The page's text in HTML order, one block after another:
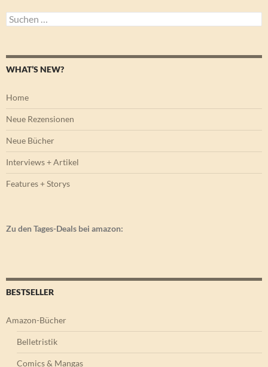
Suchen
nach:
WHAT’S NEW?
Home
Neue Rezensionen
Neue Bücher
Interviews + Artikel
Features + Storys
Zu den Tages-Deals bei amazon:
BESTSELLER
Amazon-Bücher
Belletristik
Comics & Mangas